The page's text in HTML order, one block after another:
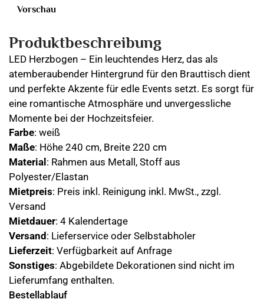
Produktbeschreibung
LED Herzbogen – Ein leuchtendes Herz, das als
atemberaubender Hintergrund für den Brauttisch dient
und perfekte Akzente für edle Events setzt. Es sorgt für
eine romantische Atmosphäre und unvergessliche
Momente bei der Hochzeitsfeier.
Farbe: weiß
Maße: Höhe 240 cm, Breite 220 cm
Material: Rahmen aus Metall, Stoff aus
Polyester/Elastan
Mietpreis: Preis inkl. Reinigung inkl. MwSt., zzgl.
Versand
Mietdauer: 4 Kalendertage
Versand: Lieferservice oder Selbstabholer
Lieferzeit: Verfügbarkeit auf Anfrage
Sonstiges: Abgebildete Dekorationen sind nicht im
Lieferumfang enthalten.
Vorschau
Bestellablauf